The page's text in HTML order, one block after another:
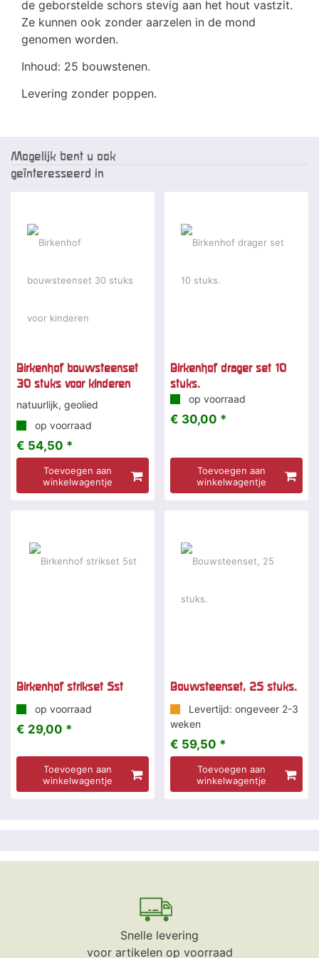
de geborstelde schors stevig aan het hout vastzit.
Ze kunnen ook zonder aarzelen in de mond
genomen worden.
Inhoud: 25 bouwstenen.
Levering zonder poppen.
Mogelijk bent u ook
geïnteresseerd in
Birkenhof bouwsteenset
30 stuks voor kinderen
natuurlijk, geolied
op voorraad
€ 54,50 *
Toevoegen aan
winkelwagentje
Birkenhof drager set 10
stuks.
op voorraad
€ 30,00 *
Toevoegen aan
winkelwagentje
Birkenhof strikset 5st
op voorraad
€ 29,00 *
Toevoegen aan
winkelwagentje
Bouwsteenset, 25 stuks.
Levertijd: ongeveer 2-3
weken
€ 59,50 *
Toevoegen aan
winkelwagentje
Snelle levering
voor artikelen op voorraad